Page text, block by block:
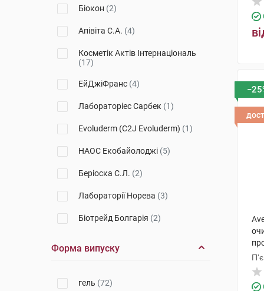
Медова мрія
DA Protect
Біокон (2)
Апівіта С.А. (4)
Косметік Актів Інтернаціональ
(17)
ЕйДжіФранс (4)
Лабораторіес Сарбек (1)
Evoluderm (C2J Evoluderm) (1)
НАОС Екобайолоджі (5)
Беріоска С.Л. (2)
Лабораторії Норева (3)
Біотрейд Болгарія (2)
Лабораторія Біодерма(3)
П'єр Фабр Дермо-Косметик
Форма випуску
гель (72)